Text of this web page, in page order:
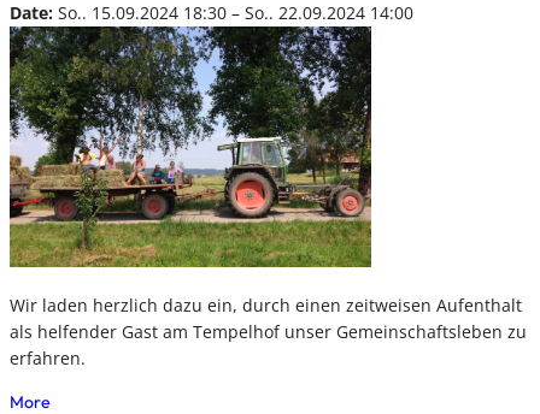
Date: So.. 15.09.2024 18:30 – So.. 22.09.2024 14:00
Wir laden herzlich dazu ein, durch einen zeitweisen Aufenthalt
als helfender Gast am Tempelhof unser Gemeinschaftsleben zu
erfahren.
More